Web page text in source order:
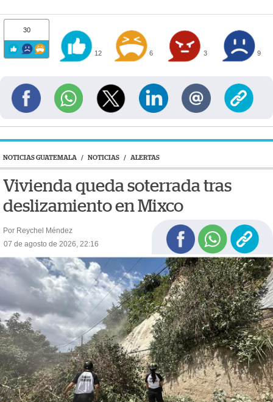
30
12 6 3 9
NOTICIAS GUATEMALA / NOTICIAS / ALERTAS
Vivienda queda soterrada tras
deslizamiento en Mixco
Por Reychel Méndez
07 de agosto de 2026, 22:16